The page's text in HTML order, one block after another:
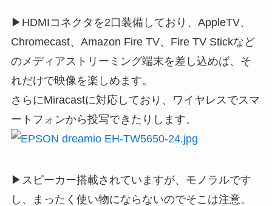
▶HDMIコネクタを2口装備しており、AppleTV、
Chromecast、Amazon Fire TV、Fire TV Stickなど
のメディアストリーミング端末を差し込めば、そ
れだけで映像を楽しめます。
さらにMiracastに対応しており、ワイヤレスでスマ
ートフォンから投写できたりします。
▶スピーカー搭載されていますが、モノラルです
し、まったく使い物にならないのでそこは注意。